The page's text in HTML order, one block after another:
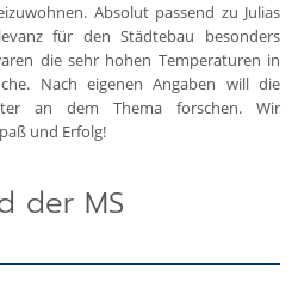
Absolut passend zu Julias
für den Städtebau besonders
die sehr hohen Temperaturen in
Nach eigenen Angaben will die
an dem Thema forschen. Wir
und Erfolg!
der MS